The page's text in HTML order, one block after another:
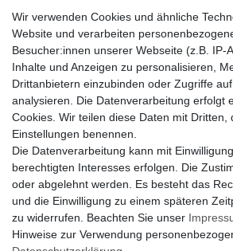
Anfragen von Herstellern
Sie sind Lampen-Hersteller und suchen
der Schweiz?
Kontaktieren Sie uns per Mail:
Schweiz
Newsletter
Newsletter
Hiermit bestätige ich, dass ich die
Einwilligung kann ich jederzeit widerrufen.**
Wir verwenden Cookies und ähnliche
Website und verarbeiten
Besucher:innen unserer Webseite (z.B. IP-
Inhalte und Anzeigen zu personalisieren,
Drittanbietern einzubinden oder Zugriffe
analysieren. Die Datenverarbeitung erfolgt
Cookies. Wir teilen diese Daten mit Dritten,
Einstellungen benennen.
Die Datenverarbeitung kann mit
berechtigten Interesses erfolgen. Die
oder abgelehnt werden. Es besteht das
und die Einwilligung zu einem späteren
zu widerrufen. Beachten Sie unser
Hinweise zur Verwendung